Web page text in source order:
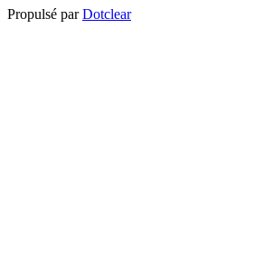
Propulsé parDotclear